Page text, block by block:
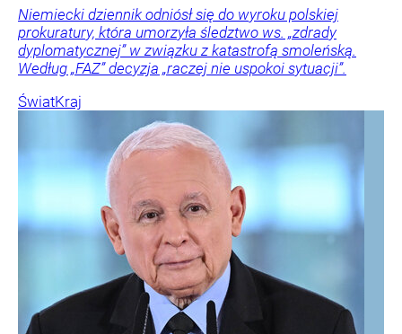
Niemiecki dziennik odniósł się do wyroku polskiej
prokuratury, która umorzyła śledztwo ws. „zdrady
dyplomatycznej” w związku z katastrofą smoleńską.
Według „FAZ” decyzja „raczej nie uspokoi sytuacji”.
ŚwiatKraj